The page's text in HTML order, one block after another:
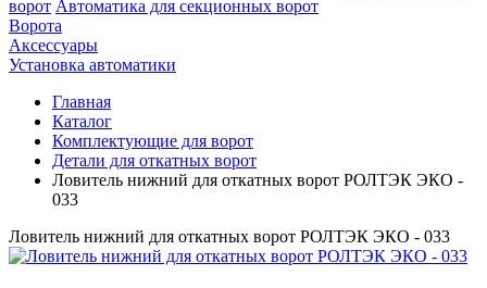
ворот Автоматика для секционных ворот
Ворота
Аксессуары
Установка автоматики
Главная
Каталог
Комплектующие для ворот
Детали для откатных ворот
Ловитель нижний для откатных ворот РОЛТЭК ЭКО -
033
Ловитель нижний для откатных ворот РОЛТЭК ЭКО - 033